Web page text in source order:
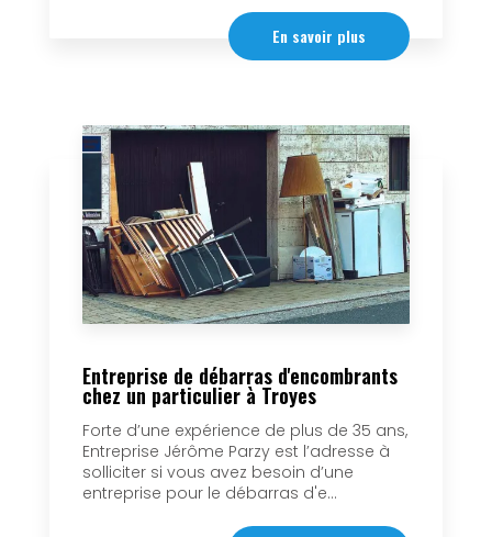
En savoir plus
Entreprise de débarras d'encombrants
chez un particulier à Troyes
Forte d’une expérience de plus de 35 ans,
Entreprise Jérôme Parzy est l’adresse à
solliciter si vous avez besoin d’une
entreprise pour le débarras d'e...